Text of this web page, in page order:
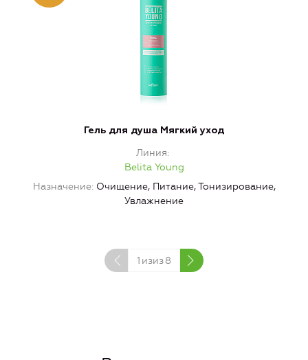
Гель для душа Мягкий уход
Линия
Belita Young
Назначение Очищение, Питание, Тонизирование,
Увлажнение
1 изиз8